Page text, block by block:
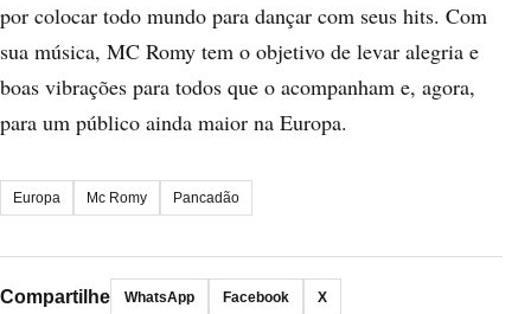
por colocar todo mundo para dançar com seus hits. Com
sua música, MC Romy tem o objetivo de levar alegria e
boas vibrações para todos que o acompanham e, agora,
para um público ainda maior na Europa.
Europa Mc Romy Pancadão
Compartilhe WhatsApp Facebook X